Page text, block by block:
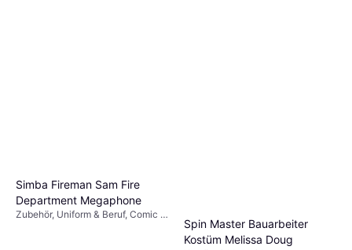
Simba Fireman Sam Fire
Department Megaphone
Zubehör, Uniform & Beruf, Comic &
Spin Master Bauarbeiter
Kostüm Melissa Doug